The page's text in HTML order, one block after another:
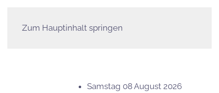
Zum Hauptinhalt springen
Samstag 08 August 2026